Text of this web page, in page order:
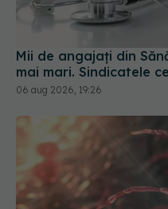
Mii de angajați din
mai mari. Sindicatele